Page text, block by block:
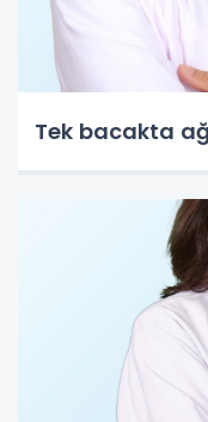
Tek bacakta